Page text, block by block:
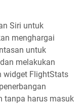
Siri untuk
menghargai
untuk
melakukan
widget FlightStats
tanpa harus masuk